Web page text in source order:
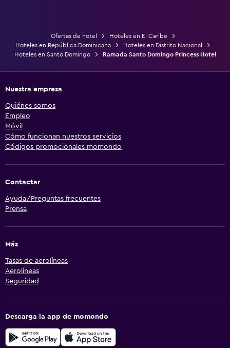
Ofertas de hotel
Hoteles en El Caribe
Hoteles en República Dominicana
Hoteles en Distrito Nacional
Hoteles en Santo Domingo
Ramada Santo Domingo Princess Hotel
Nuestra empresa
Quiénes somos
Empleo
Móvil
Cómo funcionan nuestros servicios
Códigos promocionales momondo
Contactar
Ayuda/Preguntas frecuentes
Prensa
Más
Tasas de aerolíneas
Aerolíneas
Seguridad
Descarga la app de momondo